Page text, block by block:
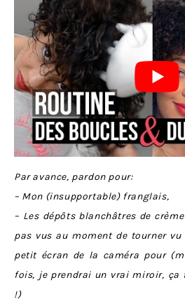
Par avance, pardon pour:
– Mon (insupportable) franglais,
– Les dépôts blanchâtres de
pas vus au moment de tourner
petit écran de la caméra pour
fois, je prendrai un vrai miroir, ça
!)